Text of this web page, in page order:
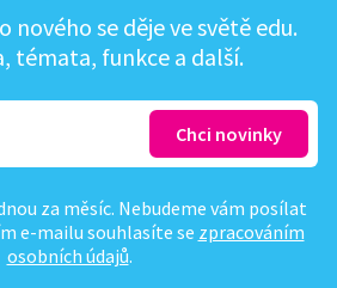
nového se děje ve světě edu.
témata, funkce a další.
za měsíc. Nebudeme vám posílat
e-mailu souhlasíte se zpracováním
osobních údajů.